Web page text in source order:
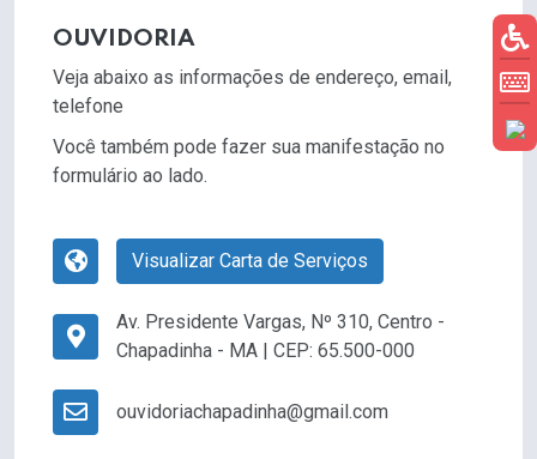
OUVIDORIA
Veja abaixo as informações de endereço, email,
telefone
Você também pode fazer sua manifestação no
formulário ao lado.
Visualizar Carta de Serviços
Av. Presidente Vargas, Nº 310, Centro -
Chapadinha - MA | CEP: 65.500-000
ouvidoriachapadinha@gmail.com